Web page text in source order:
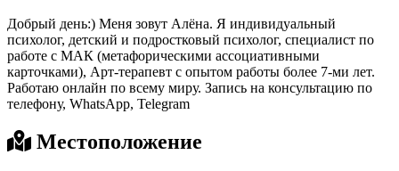
Добрый день:) Меня зовут Алёна. Я индивидуальный
психолог, детский и подростковый психолог, специалист по
работе с МАК (метафорическими ассоциативными
карточками), Арт-терапевт с опытом работы более 7-ми лет.
Работаю онлайн по всему миру. Запись на консультацию по
телефону, WhatsApp, Telegram
Местоположение